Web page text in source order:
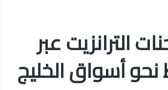
الترانزيت عبر
نحو أسواق الخليج